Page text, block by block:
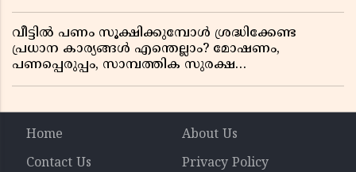
വീട്ടിൽ പണം സൂക്ഷിക്കുമ്പോൾ ശ്രദ്ധിക്കേണ്ട
പ്രധാന കാര്യങ്ങൾ എന്തെല്ലാം? മോഷണം,
പണപ്പെരുപ്പം, സാമ്പത്തിക സുരക്ഷ
Home
About Us
Contact Us
Privacy Policy